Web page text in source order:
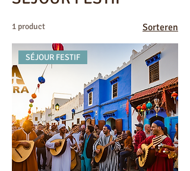
1 product Sorteren
SÉJOUR FESTIF